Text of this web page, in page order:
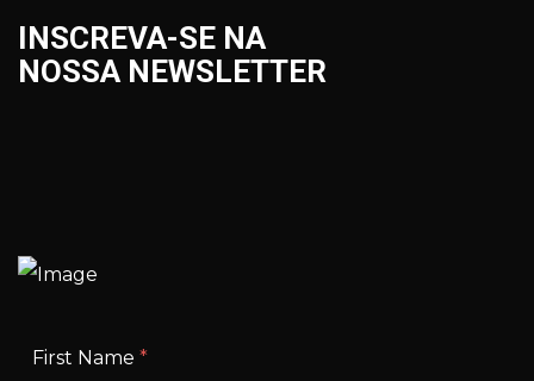
INSCREVA-SE NA
NOSSA NEWSLETTER
First Name *